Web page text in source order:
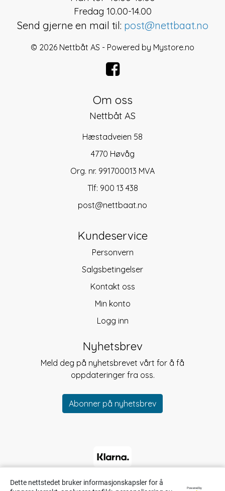
Fredag 10.00-14.00
Send gjerne en mail til: post@nettbaat.no
© 2026 Nettbåt AS - Powered by Mystore.no
Om oss
Nettbåt AS
Hæstadveien 58
4770 Høvåg
Org. nr. 991700013 MVA
Tlf: 900 13 438
post@nettbaat.no
Kundeservice
Personvern
Salgsbetingelser
Kontakt oss
Min konto
Logg inn
Nyhetsbrev
Meld deg på nyhetsbrevet vårt for å få
oppdateringer fra oss.
Abonner på nyhetsbrev
Dette nettstedet bruker informasjonskapsler for å
Powered by